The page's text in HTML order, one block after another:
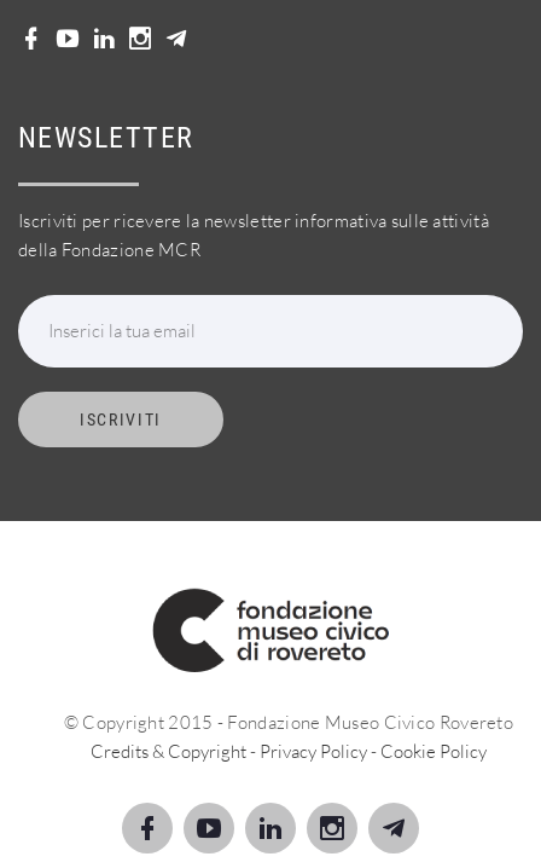
NEWSLETTER
Iscriviti per ricevere la newsletter informativa sulle attività
della Fondazione MCR
Inserici la tua email
ISCRIVITI
© Copyright 2015 - Fondazione Museo Civico Rovereto
Credits & Copyright- Privacy Policy- Cookie Policy